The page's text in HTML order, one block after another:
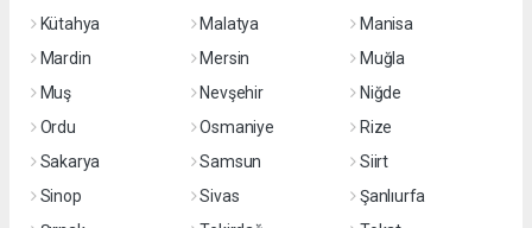
Kütahya
Malatya
Manisa
Mardin
Mersin
Muğla
Muş
Nevşehir
Niğde
Ordu
Osmaniye
Rize
Sakarya
Samsun
Siirt
Sinop
Sivas
Şanlıurfa